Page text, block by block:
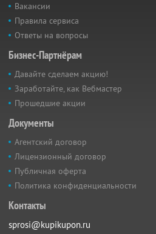
Вакансии
Правила сервиса
Ответы на вопросы
Бизнес-Партнёрам
Давайте сделаем акцию!
Заработайте, как Вебмастер
Прошедшие акции
Документы
Агентский договор
Лицензионный договор
Публичная оферта
Политика конфиденциальности
Контакты
sprosi@kupikupon.ru